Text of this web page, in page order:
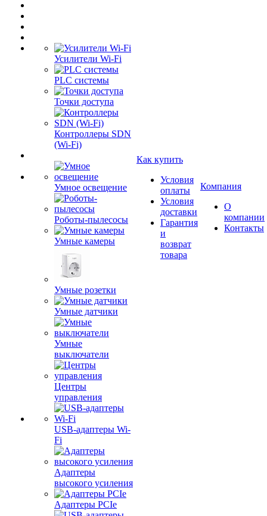
Усилители Wi-Fi
PLC системы
Точки доступа
Контроллеры SDN
(Wi-Fi)
Умное освещение
Роботы-пылесосы
Умные камеры
Умные розетки
Умные датчики
Умные
выключатели
Центры
управления
USB-адаптеры Wi-
Fi
Адаптеры
высокого усиления
Адаптеры PCIe
Как купить
Условия
оплаты
Условия
доставки
Гарантия
и
возврат
товара
Компания
О
компании
Контакты